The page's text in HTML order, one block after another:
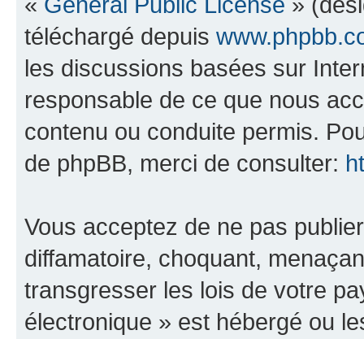
téléchargé depuis
les discussions basées sur
responsable de ce que nous
contenu ou conduite permis.
de phpBB, merci de consulter:
Vous acceptez de ne pas
diffamatoire, choquant,
transgresser les lois de votre
électronique » est hébergé ou